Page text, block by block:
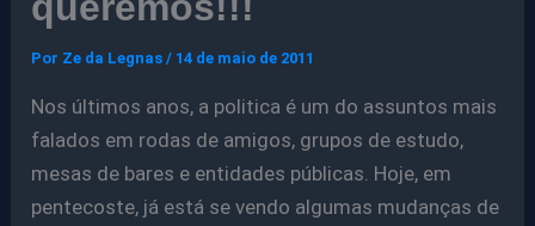
Por Ze da Legnas/ 14 de maio de 2011
Nos últimos anos, a politica é um do assuntos mais
falados em rodas de amigos, grupos de estudo,
mesas de bares e entidades públicas. Hoje, em
pentecoste, já está se vendo algumas mudanças de